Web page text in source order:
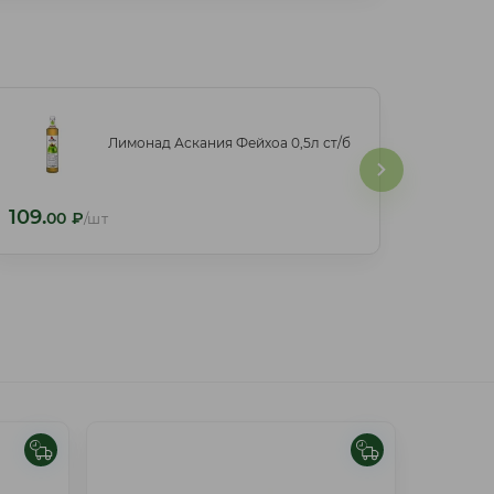
Лимонад Аскания Фейхоа 0,5л ст/б
109.00 ₽/шт
Лимонад Аскания Фейхоа 0,5л ст/б
109.00 ₽/шт